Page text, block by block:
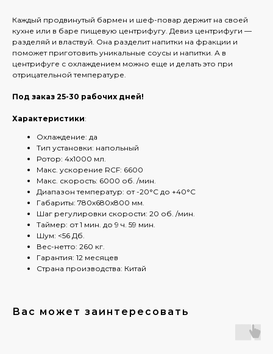
Каждый продвинутый бармен и шеф-повар держит на своей
кухне или в баре пищевую центрифугу. Девиз центрифуги —
разделяй и властвуй. Она разделит напитки на фракции и
поможет приготовить уникальные соусы и напитки. А в
центрифуге с охлаждением можно еще и делать это при
отрицательной температуре.
Под заказ 25-30 рабочих дней!
Характеристики:
Охлаждение: да
Тип установки: напольный
Ротор: 4х1000 мл.
Макс. ускорение RCF: 6600
Макс. скорость: 6000 об. /мин.
Диапазон температур: от -20°С до +40°С
Габариты: 780х680х800 мм.
Шаг регулировки скорости: 20 об. /мин.
Таймер: от 1 мин. до 9 ч. 59 мин.
Шум: <56 Дб.
Вес-нетто: 260 кг.
Гарантия: 12 месяцев
Страна производства: Китай
Вас может заинтересовать